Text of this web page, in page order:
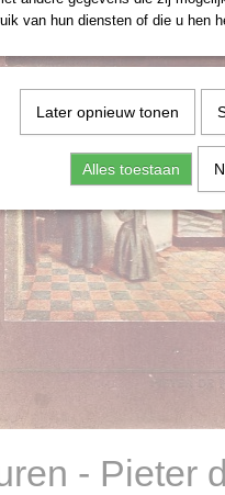
- Pieter
van hun diensten of die u hen
Later opnieuw tonen
Alles toestaan